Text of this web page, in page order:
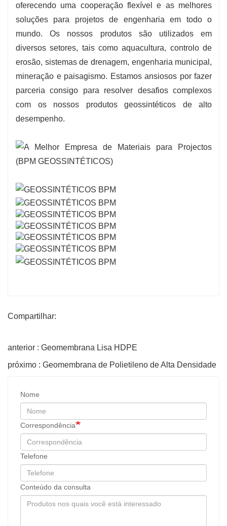
oferecendo uma cooperação flexível e as melhores
soluções para projetos de engenharia em todo o
mundo. Os nossos produtos são utilizados em
diversos setores, tais como aquacultura, controlo de
erosão, sistemas de drenagem, engenharia municipal,
mineração e paisagismo. Estamos ansiosos por fazer
parceria consigo para resolver desafios complexos
com os nossos produtos geossintéticos de alto
desempenho.
Compartilhar:
anterior : Geomembrana Lisa HDPE
próximo : Geomembrana de Polietileno de Alta Densidade
Nome
Correspondência
Telefone
Conteúdo da consulta